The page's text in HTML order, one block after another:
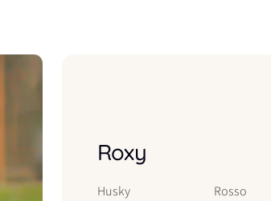
Roxy
Husky
Rosso